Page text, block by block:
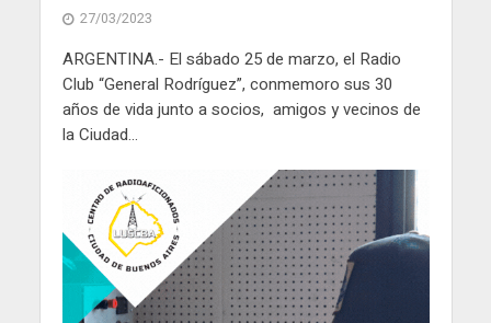
27/03/2023
ARGENTINA.- El sábado 25 de marzo, el Radio
Club “General Rodríguez”, conmemoro sus 30
años de vida junto a socios, amigos y vecinos de
la Ciudad...